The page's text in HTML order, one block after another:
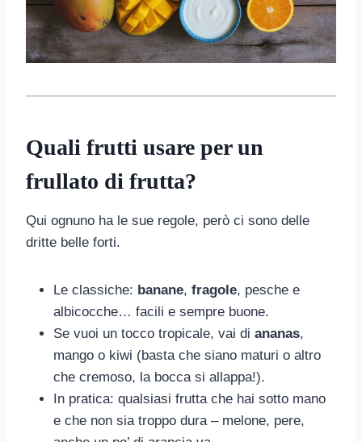
Quali frutti usare per un
frullato di frutta?
Qui ognuno ha le sue regole, però ci sono delle
dritte belle forti.
Le classiche: banane, fragole, pesche e
albicocche… facili e sempre buone.
Se vuoi un tocco tropicale, vai di ananas,
mango o kiwi (basta che siano maturi o altro
che cremoso, la bocca si allappa!).
In pratica: qualsiasi frutta che hai sotto mano
e che non sia troppo dura – melone, pere,